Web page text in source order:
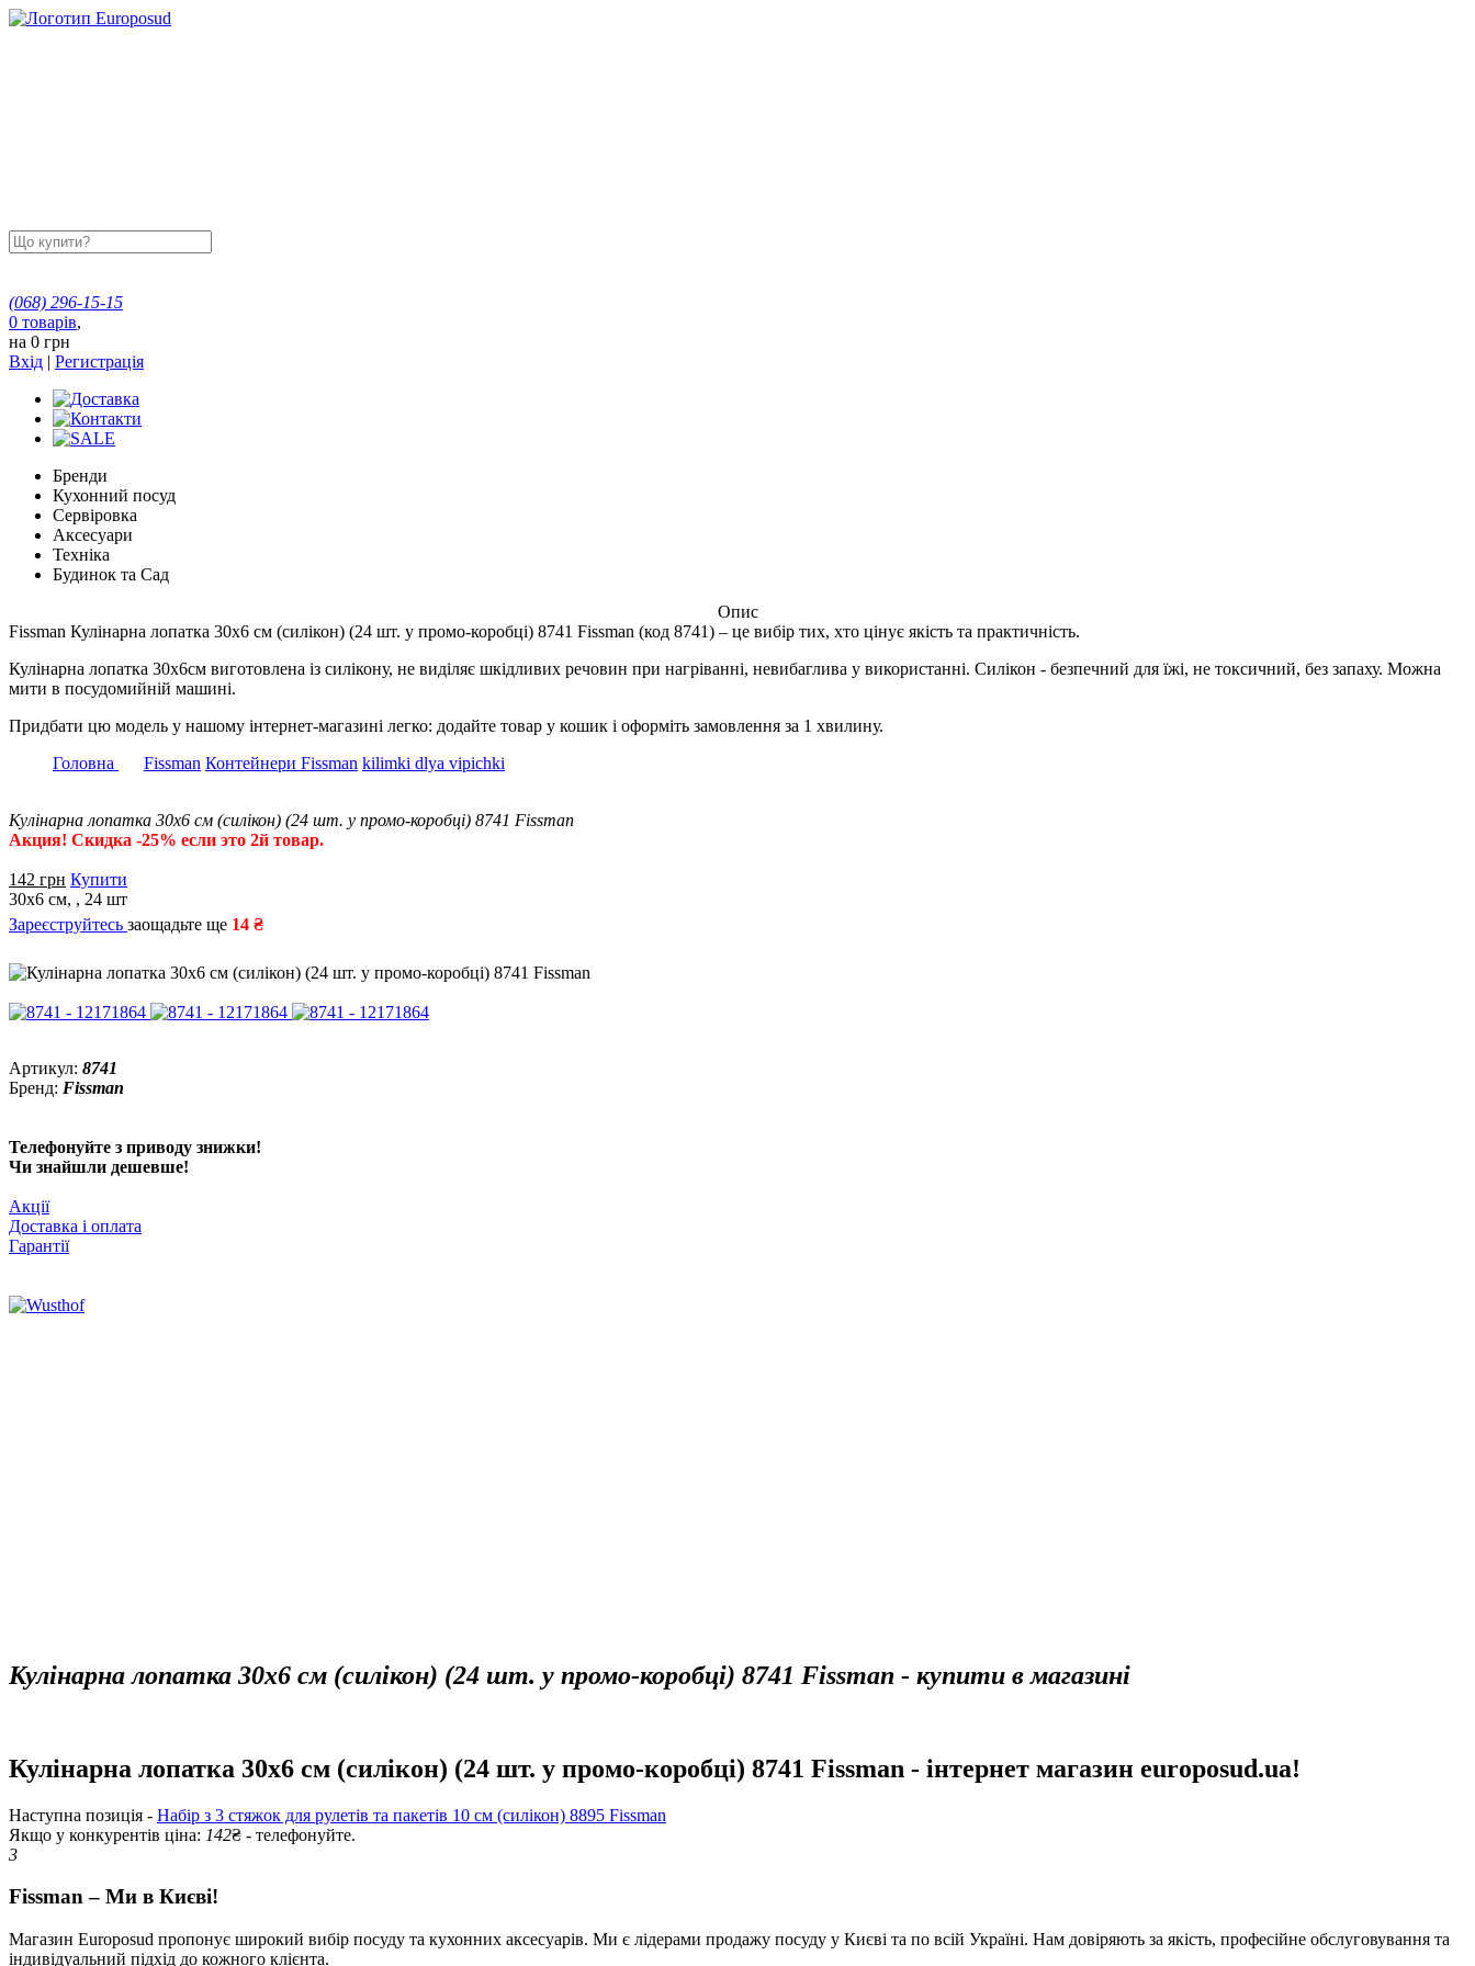
(068) 296-15-15
0 товарів,
на 0 грн
Вхід | Регистрація
Бренди
Кухонний посуд
Сервіровка
Аксесуари
Техніка
Будинок та Сад
Опис
Fissman Кулінарна лопатка 30х6 см (силікон) (24 шт. у промо-коробці) 8741 Fissman (код 8741) – це вибір тих, хто цінує якість та практичність.
Кулінарна лопатка 30x6см виготовлена із силікону, не виділяє шкідливих речовин при нагріванні, невибаглива у використанні. Силікон - безпечний для їжі, не токсичний, без запаху. Можна
мити в посудомийній машині.
Придбати цю модель у нашому інтернет-магазині легко: додайте товар у кошик і оформіть замовлення за 1 хвилину.
Головна
Fissman Контейнери Fissman kilimki dlya vipichki
Кулінарна лопатка 30х6 см (силікон) (24 шт. у промо-коробці) 8741 Fissman
Акция! Скидка -25% если это 2й товар.
142 грн Купити
30х6 см, , 24 шт
Зареєструйтесь заощадьте ще 14 ₴
Артикул: 8741
Бренд: Fissman
Телефонуйте з приводу знижки!
Чи знайшли дешевше!
Акції
Доставка і оплата
Гарантії
Кулінарна лопатка 30х6 см (силікон) (24 шт. у промо-коробці) 8741 Fissman - купити в магазині
Кулінарна лопатка 30х6 см (силікон) (24 шт. у промо-коробці) 8741 Fissman - інтернет магазин europosud.ua!
Наступна позиція - Набір з 3 стяжок для рулетів та пакетів 10 см (силікон) 8895 Fissman
Якщо у конкурентів ціна: 142₴ - телефонуйте.
3
Fissman – Ми в Києві!
Магазин Europosud пропонує широкий вибір посуду та кухонних аксесуарів. Ми є лідерами продажу посуду у Києві та по всій Україні. Нам довіряють за якість, професійне обслуговування та
індивідуальний підхід до кожного клієнта.